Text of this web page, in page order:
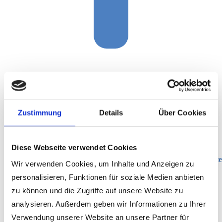
Zustimmung Details Über Cookies
Diese Webseite verwendet Cookies
Wir verwenden Cookies, um Inhalte und Anzeigen zu
personalisieren, Funktionen für soziale Medien anbieten
zu können und die Zugriffe auf unsere Website zu
analysieren. Außerdem geben wir Informationen zu Ihrer
Verwendung unserer Website an unsere Partner für